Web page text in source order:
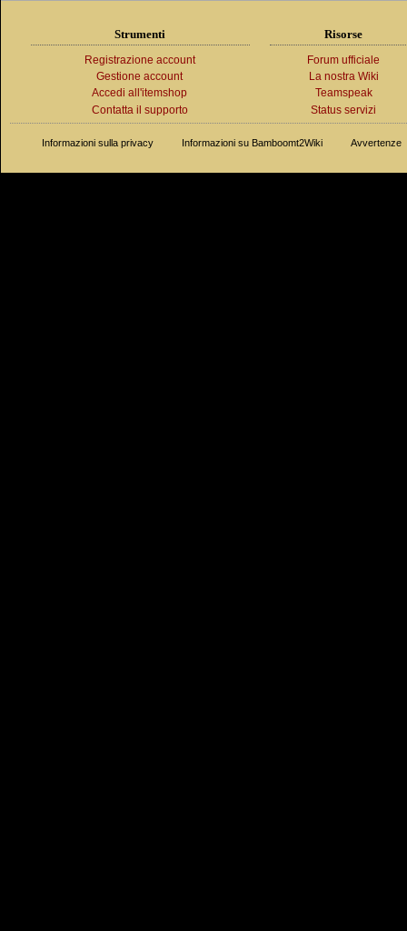
Strumenti
Registrazione account
Gestione account
Accedi all'itemshop
Contatta il supporto
Risorse
Forum ufficiale
La nostra Wiki
Teamspeak
Status servizi
Informazioni sulla privacy Informazioni su Bamboomt2Wiki Avvertenze